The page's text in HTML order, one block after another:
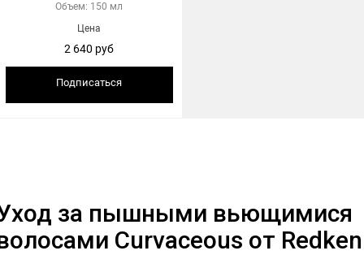
Объем: 150 мл
Цена
2 640 руб
Подписаться
за пышными вьющимися
Curvaceous от Redken